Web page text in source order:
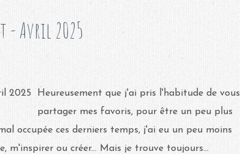
- Avril 2025
Heureusement que j'ai pris l'habitude de vous
partager mes favoris, pour être un peu plus
occupée ces derniers temps, j'ai eu un peu moins
m'inspirer ou créer... Mais je trouve toujours...